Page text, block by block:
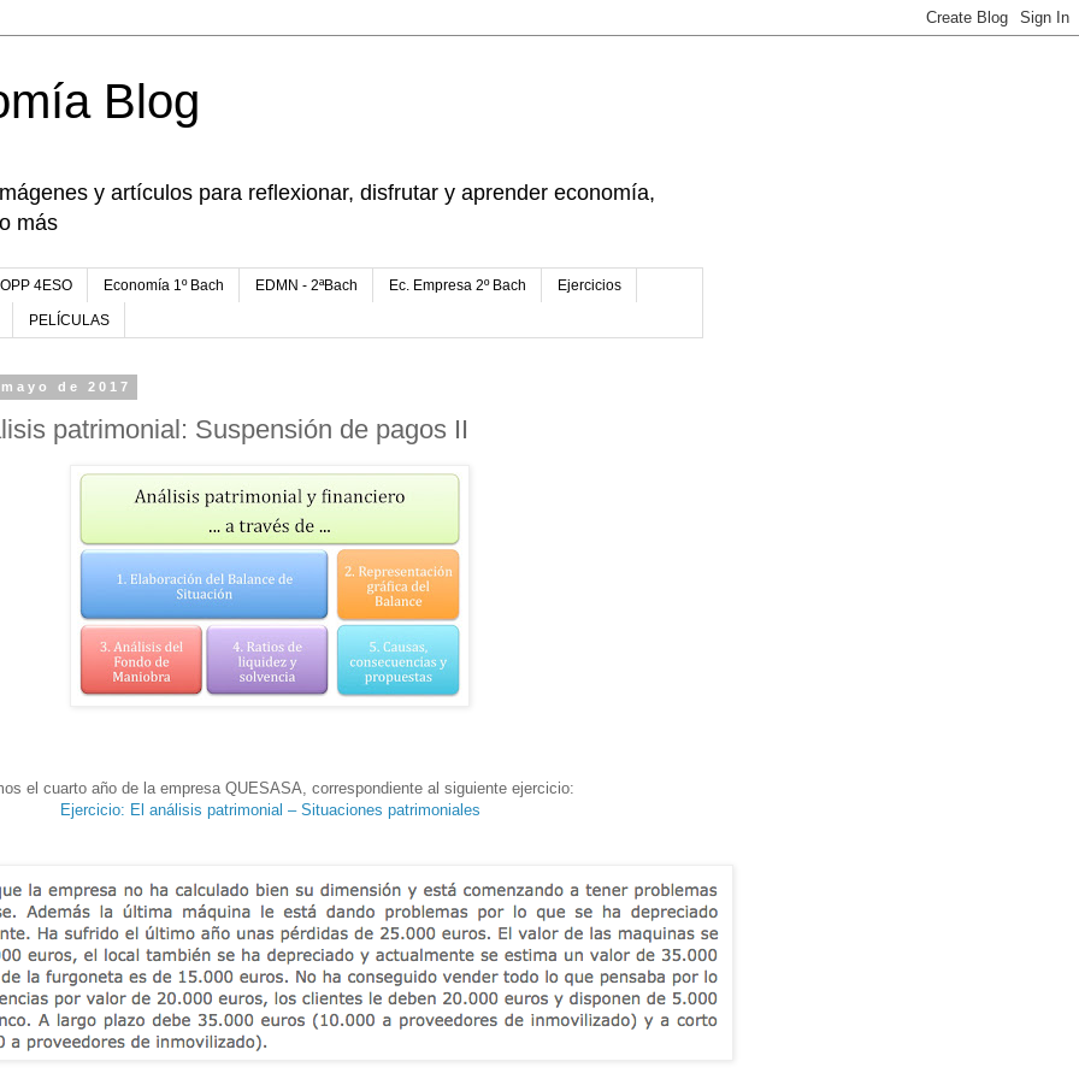
Blog
y artículos para reflexionar, disfrutar y aprender economía,
más
4ESO Economía 1º Bach EDMN - 2ªBach Ec. Empresa 2º Bach Ejercicios
PELÍCULAS
de 2017
patrimonial: Suspensión de pagos II
el cuarto año de la empresa QUESASA, correspondiente al siguiente ejercicio:
Ejercicio: El análisis patrimonial – Situaciones patrimoniales